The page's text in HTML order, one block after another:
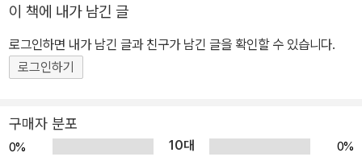
도시지도를 추가하여 아이슬란드의 모든 내용이 포함되어 있는 유일
한 책으로 아이슬란드 여행은 #해시태그 아이슬란드와 함께 하자. #
해시태그 여행 가이드북 시리즈 특징 여행 전 여행지에 대한 관심을
가지도록 다양한 BEST TIP으로 여행지에 대한 관심을 증대시켜 주
높아져야 여행을 가고 싶은 생각이 높아지기 때문이죠. 각 도시별로
관광, 음식, 쇼핑 등 놓칠 수 없는 기본적인 여행정보부터 시작해 여행
이 책에 내가 남긴 글
로그인하면 내가 남긴 글과 친구가 남긴 글을 확인할 수 있습니다.
로그인하기
구매자 분포
0% 10대
0%